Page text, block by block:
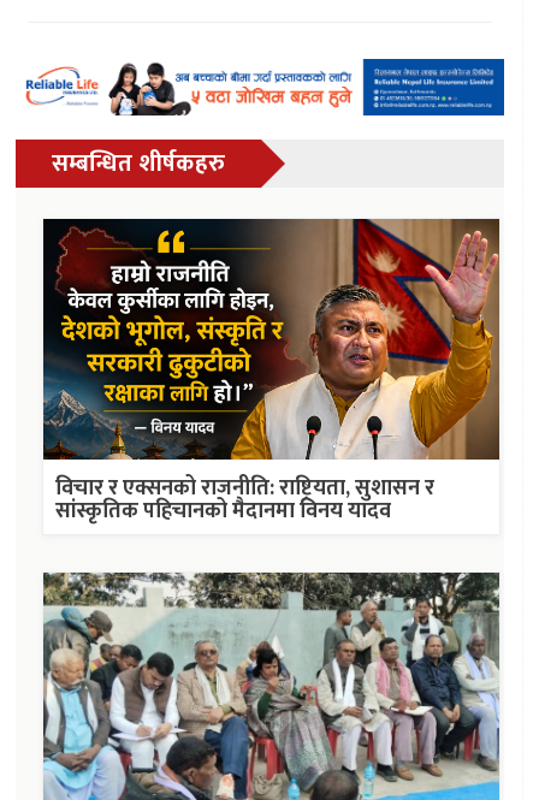
सम्बन्धित शीर्षकहरु
विचार र एक्सनको राजनीति: राष्ट्रियता, सुशासन र
सांस्कृतिक पहिचानको मैदानमा विनय यादव